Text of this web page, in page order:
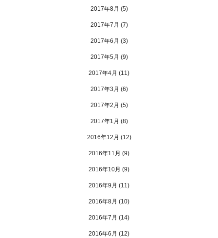
2017年8月 (5)
2017年7月 (7)
2017年6月 (3)
2017年5月 (9)
2017年4月 (11)
2017年3月 (6)
2017年2月 (5)
2017年1月 (8)
2016年12月 (12)
2016年11月 (9)
2016年10月 (9)
2016年9月 (11)
2016年8月 (10)
2016年7月 (14)
2016年6月 (12)